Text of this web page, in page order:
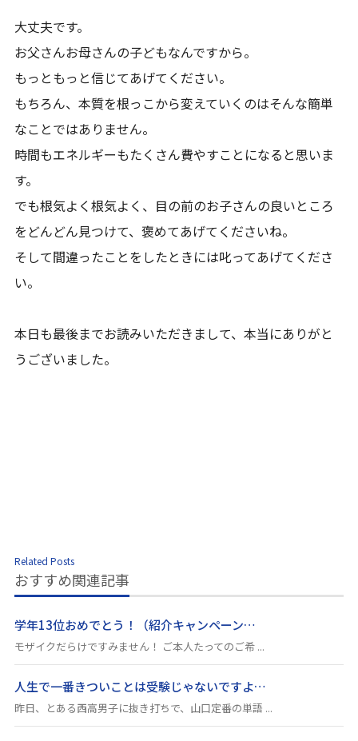
大丈夫です。
お父さんお母さんの子どもなんですから。
もっともっと信じてあげてください。
もちろん、本質を根っこから変えていくのはそんな簡単
なことではありません。
時間もエネルギーもたくさん費やすことになると思いま
す。
でも根気よく根気よく、目の前のお子さんの良いところ
をどんどん見つけて、褒めてあげてくださいね。
そして間違ったことをしたときには叱ってあげてくださ
い。
本日も最後までお読みいただきまして、本当にありがと
うございました。
Related Posts
おすすめ関連記事
学年13位おめでとう！（紹介キャンペーン…
モザイクだらけですみません！ ご本人たってのご希 ...
人生で一番きついことは受験じゃないですよ…
昨日、とある西高男子に抜き打ちで、山口定番の単語 ...